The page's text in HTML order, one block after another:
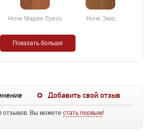
Ноче Мария Луиза Ноче Экко
Показать больше
Добавить свой отзыв
отзывов. Вы можете стать первым!